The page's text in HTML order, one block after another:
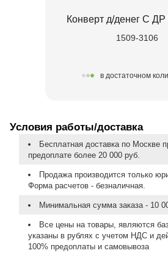
Конверт д/денег С
1509-3106
в достаточном
Условия работы/доставка
Бесплатная доставка по Москве
предоплате более 20 000 руб.
Продажа производится только
Форма расчетов - безналичная.
Минимальная сумма заказа - 10
Все цены на товары, являются
указаны в рублях с учетом НДС и
100% предоплаты и самовывоза